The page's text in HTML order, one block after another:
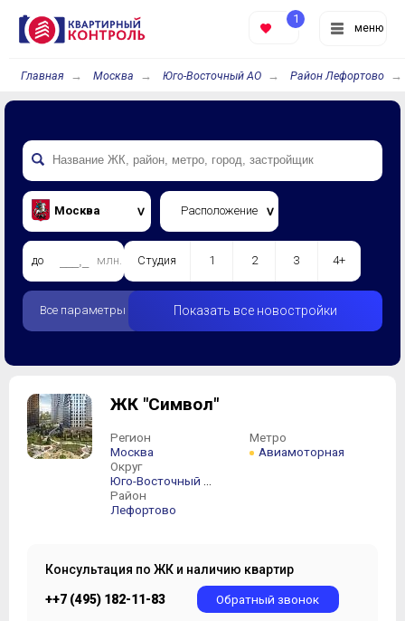
меню
1
Главная Москва Юго-Восточный АО Район Лефортово
Москва Расположение
до млн. Студия 1 2 3 4+
Все параметры Показать все новостройки
ЖК "Символ"
Регион
Москва
Округ
Район
Лефортово
Метро
Авиамоторная
Консультация по ЖК и наличию квартир
++7 (495) 182-11-83 Обратный звонок